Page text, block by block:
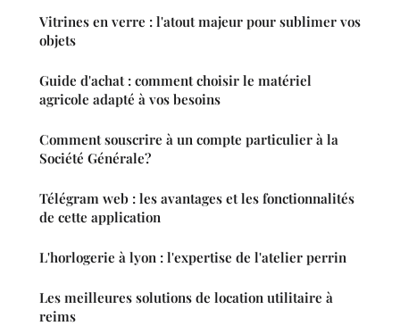
Vitrines en verre : l'atout majeur pour sublimer vos
objets
Guide d'achat : comment choisir le matériel
agricole adapté à vos besoins
Comment souscrire à un compte particulier à la
Société Générale?
Télégram web : les avantages et les fonctionnalités
de cette application
L'horlogerie à lyon : l'expertise de l'atelier perrin
Les meilleures solutions de location utilitaire à
reims